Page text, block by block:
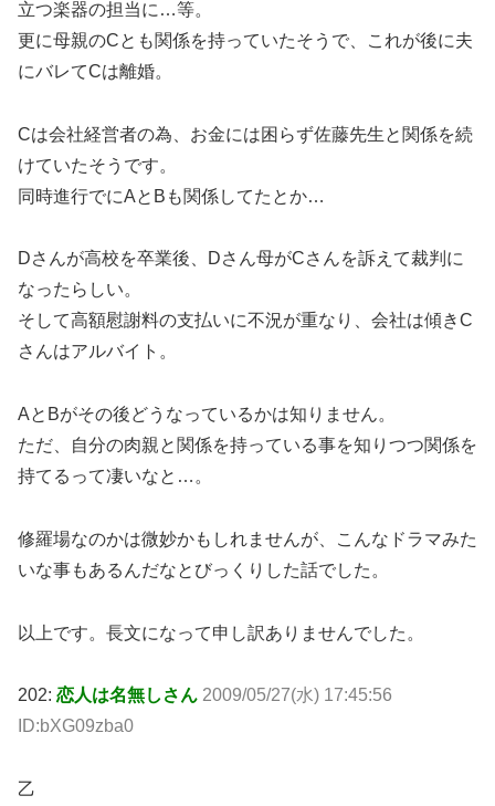
立つ楽器の担当に…等。
更に母親のCとも関係を持っていたそうで、これが後に夫
にバレてCは離婚。
Cは会社経営者の為、お金には困らず佐藤先生と関係を続
けていたそうです。
同時進行でにAとBも関係してたとか…
Dさんが高校を卒業後、Dさん母がCさんを訴えて裁判に
なったらしい。
そして高額慰謝料の支払いに不況が重なり、会社は傾きC
さんはアルバイト。
AとBがその後どうなっているかは知りません。
ただ、自分の肉親と関係を持っている事を知りつつ関係を
持てるって凄いなと…。
修羅場なのかは微妙かもしれませんが、こんなドラマみた
いな事もあるんだなとびっくりした話でした。
以上です。長文になって申し訳ありませんでした。
202: 恋人は名無しさん 2009/05/27(水) 17:45:56
ID:bXG09zba0
乙